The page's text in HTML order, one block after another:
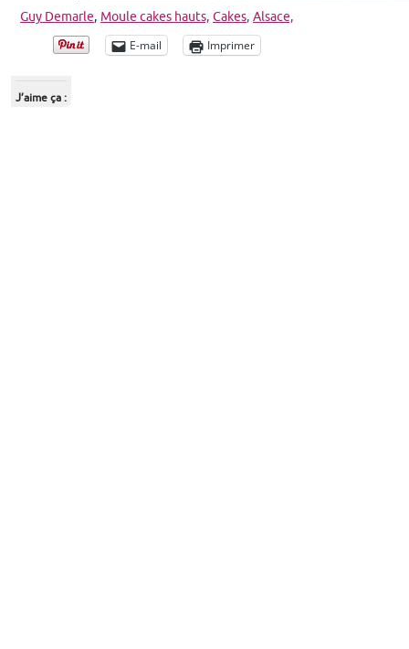
Guy Demarle, Moule cakes hauts, Cakes, Alsace,
E-mail Imprimer
J’aime ça :